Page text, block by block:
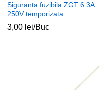
Siguranta fuzibila ZGT 6.3A
250V temporizata
3,00 lei/Buc